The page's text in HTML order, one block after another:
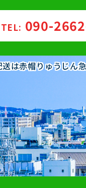
は赤帽りゅうじん
TEL: 090-